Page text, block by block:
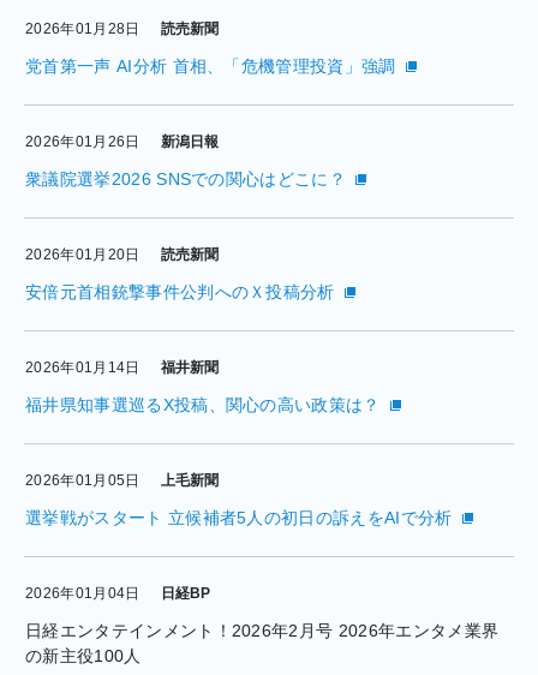
2026年01月28日 読売新聞
党首第一声 AI分析 首相、「危機管理投資」強調
2026年01月26日 新潟日報
衆議院選挙2026 SNSでの関心はどこに？
2026年01月20日 読売新聞
安倍元首相銃撃事件公判へのＸ投稿分析
2026年01月14日 福井新聞
福井県知事選巡るX投稿、関心の高い政策は？
2026年01月05日 上毛新聞
選挙戦がスタート 立候補者5人の初日の訴えをAIで分析
2026年01月04日 日経BP
日経エンタテインメント！2026年2月号 2026年エンタメ業界
の新主役100人